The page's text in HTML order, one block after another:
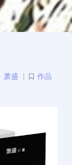
萧盛 |
作品